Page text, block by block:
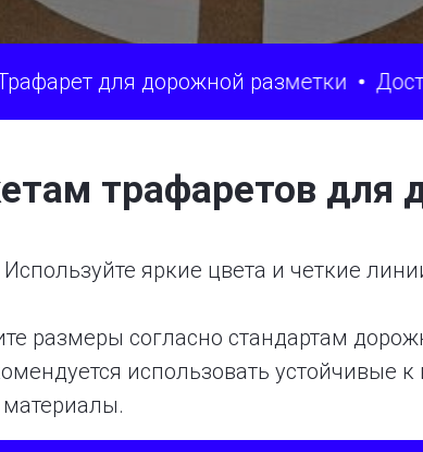
для дорожной разметки Доставка
трафаретов для
Используйте яркие цвета и четкие
размеры согласно стандартам
использовать устойчивые